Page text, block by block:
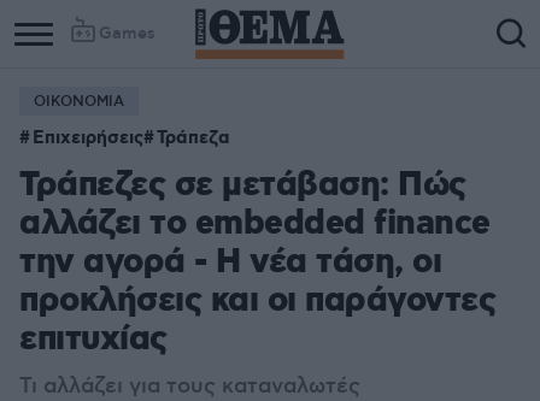
Games
ΟΙΚΟΝΟΜΙΑ
Επιχειρήσεις Τράπεζα
Τράπεζες σε μετάβαση: Πώς
αλλάζει το embedded finance
την αγορά - Η νέα τάση, οι
προκλήσεις και οι παράγοντες
επιτυχίας
Τι αλλάζει για τους καταναλωτές